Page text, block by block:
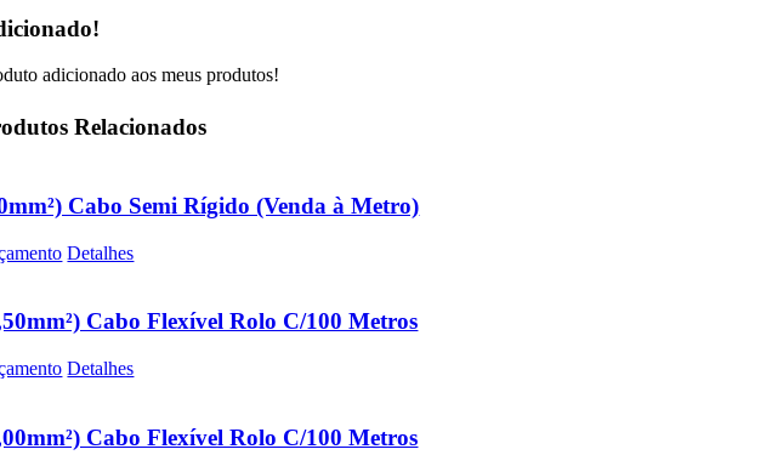
adicionado aos meus produtos!
Relacionados
Cabo Semi Rígido (Venda à Metro)
Detalhes
Cabo Flexível Rolo C/100 Metros
Detalhes
Cabo Flexível Rolo C/100 Metros